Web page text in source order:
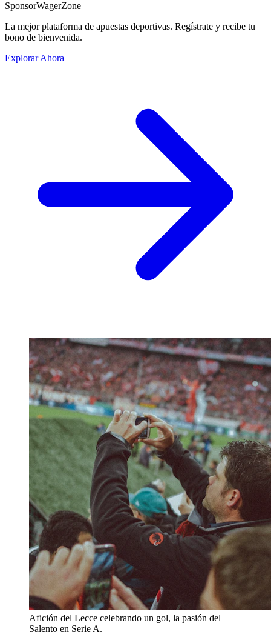
SponsorWagerZone
La mejor plataforma de apuestas deportivas. Regístrate y recibe tu
bono de bienvenida.
Explorar Ahora
Afición del Lecce celebrando un gol, la pasión del
Salento en Serie A.